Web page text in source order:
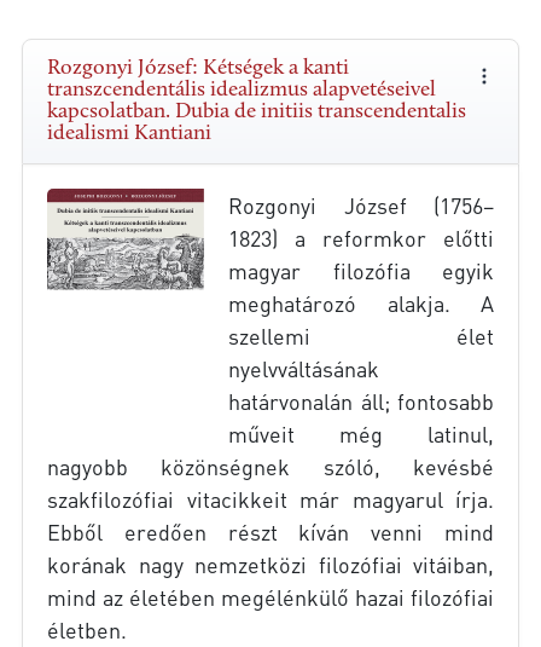
Rozgonyi József: Kétségek a kanti
transzcendentális idealizmus alapvetéseivel
kapcsolatban. Dubia de initiis transcendentalis
idealismi Kantiani
Rozgonyi József (1756–
1823) a reformkor előtti
magyar filozófia egyik
meghatározó alakja. A
szellemi élet
nyelvváltásának
határvonalán áll; fontosabb
műveit még latinul,
nagyobb közönségnek szóló, kevésbé
szakfilozófiai vitacikkeit már magyarul írja.
Ebből eredően részt kíván venni mind
korának nagy nemzetközi filozófiai vitáiban,
mind az életében megélénkülő hazai filozófiai
életben.